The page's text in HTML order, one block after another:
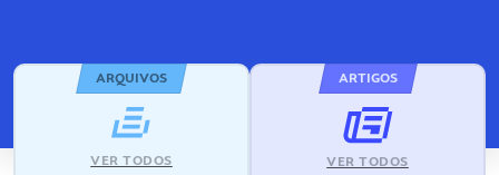
ARQUIVOS
VER TODOS
ARTIGOS
VER TODOS